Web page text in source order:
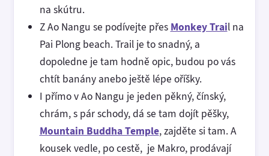
na skútru.
Z Ao Nangu se podívejte přes Monkey Trail na
Pai Plong beach. Trail je to snadný, a
dopoledne je tam hodně opic, budou po vás
chtít banány anebo ještě lépe oříšky.
I přímo v Ao Nangu je jeden pěkný, čínský,
chrám, s pár schody, dá se tam dojít pěšky,
Mountain Buddha Temple, zajděte si tam. A
kousek vedle, po cestě, je Makro, prodávají